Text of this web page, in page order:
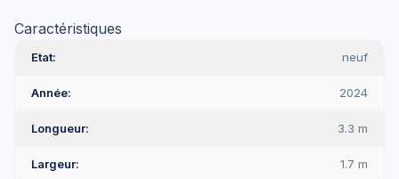
Caractéristiques
Etat neuf
Année 2024
Longueur 3.3 m
Largeur 1.7 m